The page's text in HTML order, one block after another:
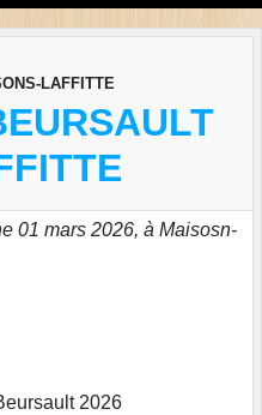
LAFFITTE
01 mars 2026, à Maisosn-
2026